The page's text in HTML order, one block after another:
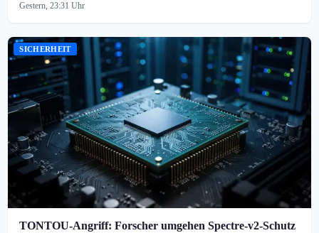
Gestern, 23:31 Uhr
SICHERHEIT
TONTOU-Angriff: Forscher umgehen Spectre-v2-Schutz